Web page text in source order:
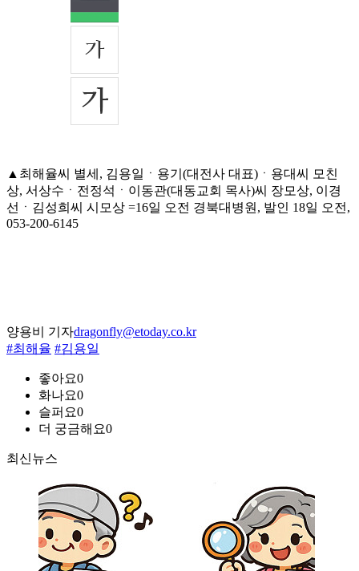
▲최해율씨 별세, 김용일ㆍ용기(대전사 대표)ㆍ용대씨 모친
상, 서상수ㆍ전정석ㆍ이동관(대동교회 목사)씨 장모상, 이경
선ㆍ김성희씨 시모상 =16일 오전 경북대병원, 발인 18일 오전,
053-200-6145
양용비 기자dragonfly@etoday.co.kr
#최해율 #김용일
좋아요0
화나요0
슬퍼요0
더 궁금해요0
최신뉴스